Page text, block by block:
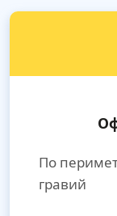
По
гравий